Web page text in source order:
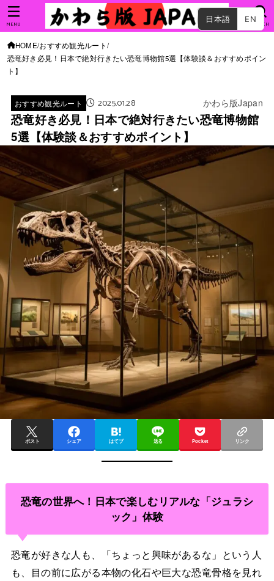
日本語 EN
SEARCH
MENU
HOME おすすめ観光ルート
恐竜好き必見！日本で絶対行きたい恐竜博物館5選【体験談＆おすすめポイン
ト】
おすすめ観光ルート 2025.01.28 かわら版Japan
恐竜好き必見！日本で絶対行きたい恐竜博物館
5選【体験談＆おすすめポイント】
ポスト シェア はてブ 送る Pocket リンク
恐竜の世界へ！日本で楽しむリアルな「ジュラシ
ック」体験
恐竜が好きな人も、「ちょっと興味があるな」という人
も、目の前に広がる本物の化石や巨大な恐竜骨格を見れ